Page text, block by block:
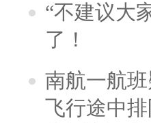
“不建议大
了！
南航一航
飞行途中